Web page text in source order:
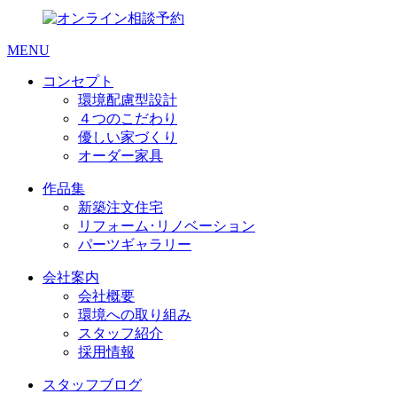
MENU
コンセプト
環境配慮型設計
４つのこだわり
優しい家づくり
オーダー家具
作品集
新築注文住宅
リフォーム･リノベーション
パーツギャラリー
会社案内
会社概要
環境への取り組み
スタッフ紹介
採用情報
スタッフブログ